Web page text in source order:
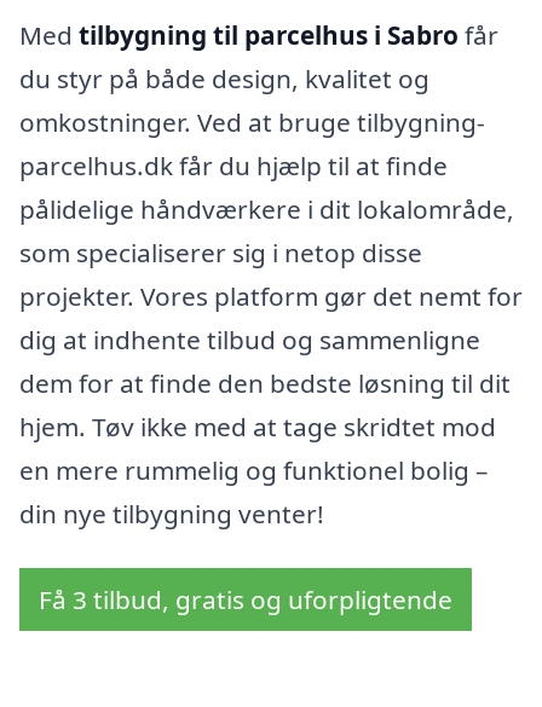
Med tilbygning til parcelhus i Sabro får
du styr på både design, kvalitet og
omkostninger. Ved at bruge tilbygning-
parcelhus.dk får du hjælp til at finde
pålidelige håndværkere i dit lokalområde,
som specialiserer sig i netop disse
projekter. Vores platform gør det nemt for
dig at indhente tilbud og sammenligne
dem for at finde den bedste løsning til dit
hjem. Tøv ikke med at tage skridtet mod
en mere rummelig og funktionel bolig –
din nye tilbygning venter!
Få 3 tilbud, gratis og uforpligtende